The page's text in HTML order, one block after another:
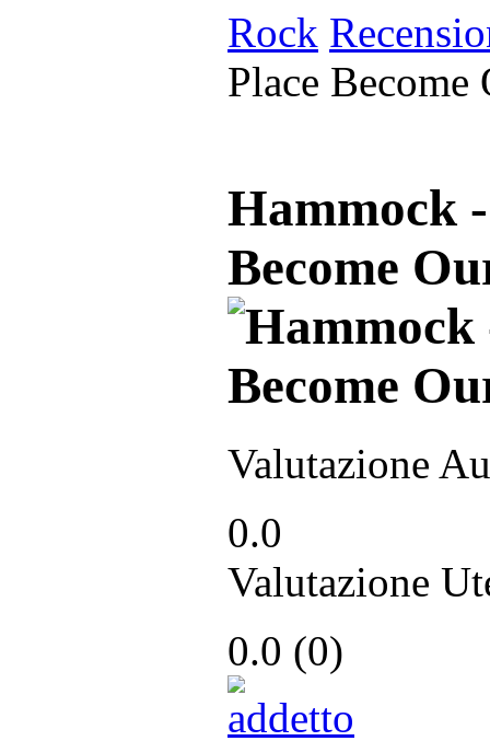
Rock
Place Become
Hammock
Become
Valutazione
0.0
Valutazione
0.0 (0)